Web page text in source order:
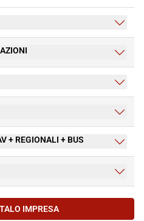
+ REGIONALI + BUS
IMPRESA
(SI APRE IN UNA NUOVA SCHEDA)